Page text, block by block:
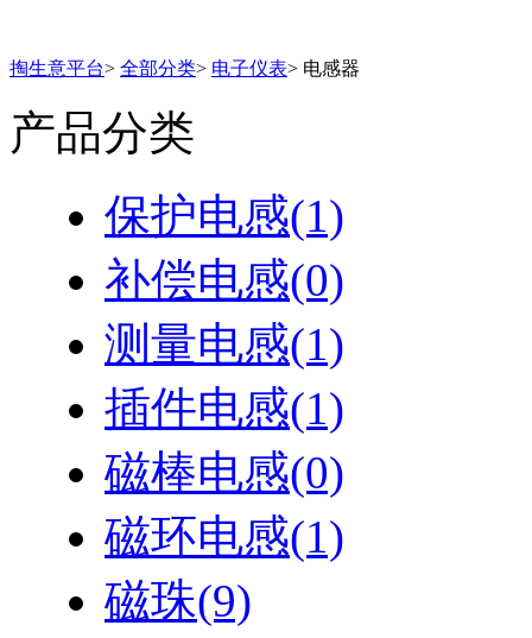
掏生意平台> 全部分类> 电子仪表> 电感器
产品分类
保护电感(1)
补偿电感(0)
测量电感(1)
插件电感(1)
磁棒电感(0)
磁环电感(1)
磁珠(9)